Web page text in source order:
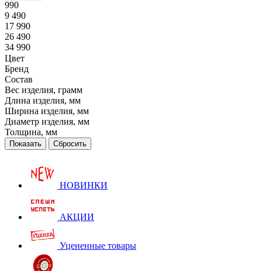
990
9 490
17 990
26 490
34 990
Цвет
Бренд
Состав
Вес изделия, грамм
Длина изделия, мм
Ширина изделия, мм
Диаметр изделия, мм
Толщина, мм
Сбросить
НОВИНКИ
АКЦИИ
Уцененные товары